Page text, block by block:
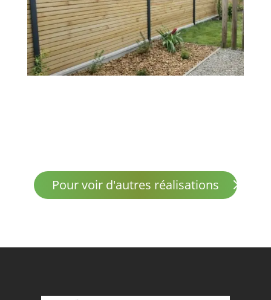
Pour voir d'autres réalisations